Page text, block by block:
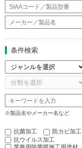
条件検索
※製品名やメーカー名など
抗菌加工
防カビ加工
抗ウイルス加工